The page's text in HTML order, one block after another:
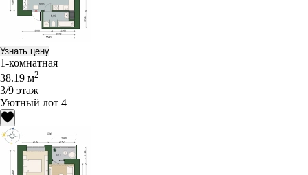
Узнать цену
1-комнатная
38.19 м2
3/9 этаж
Уютный лот 4